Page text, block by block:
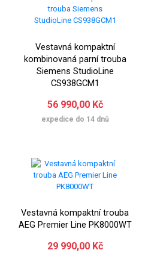
Vestavná kompaktní
kombinovaná parní trouba
Siemens StudioLine
CS938GCM1
56 990,00 Kč
expedice do 14 dnů
Vestavná kompaktní trouba
AEG Premier Line PK8000WT
29 990,00 Kč